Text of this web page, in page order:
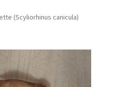
(Scyliorhinus canicula)